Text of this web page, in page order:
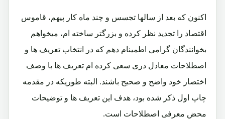
اکنون که بعد از سالها تجسس و چند ماه کار پیهم، قاموس
اقتصاد را تجدید نظر کرده و بزرگتر ساخته ام، میخواهم
بخوانندگان گرامی اطمینام دهم که در انتخاب تعریف ها و
اصطلاحات معادل دری سعی کرده ام تعریف ها با وصف
اختصار خود واضح و صحیح باشند. البته طوریکه در مقدمه
چاپ اول ذکر شده بود، هدف این تعریف ها و توضیحات
محض معرفی اصطلاحات است.